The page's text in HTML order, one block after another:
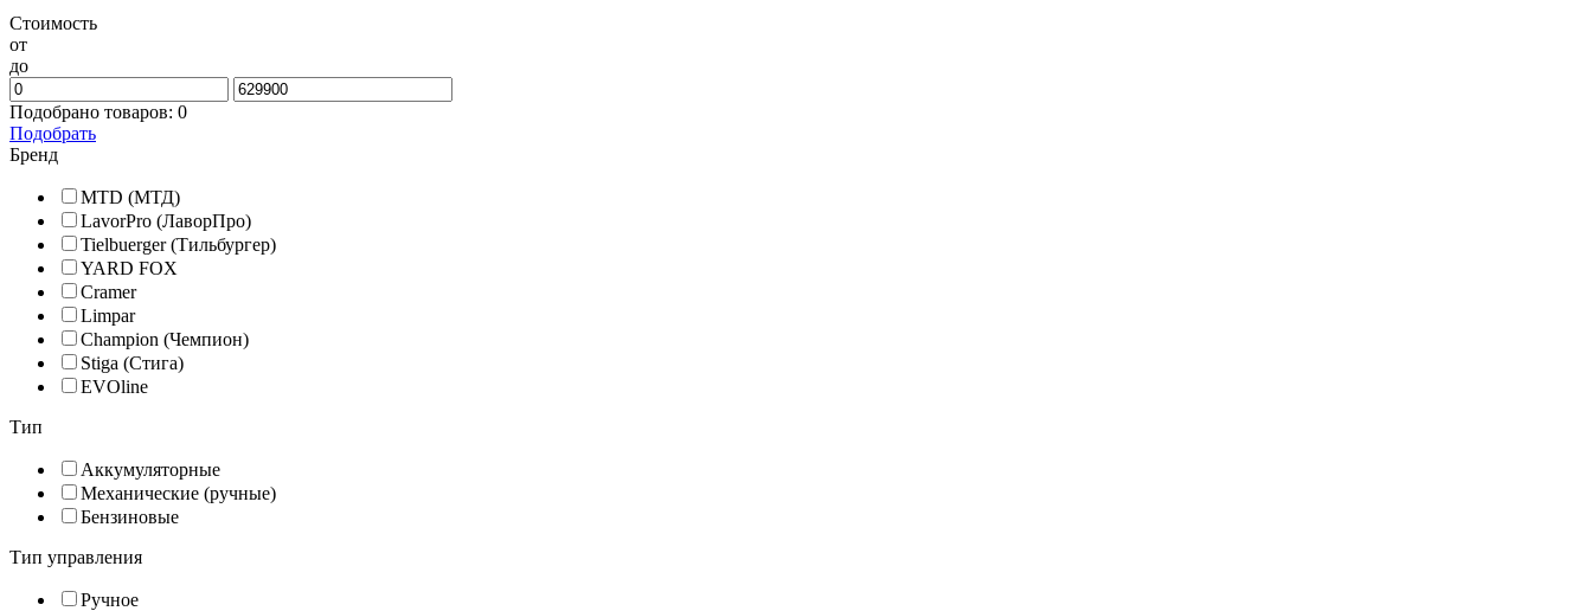
Стоимость
от
до
Подобрано товаров: 0
Подобрать
Бренд
MTD (МТД)
LavorPro (ЛаворПро)
Tielbuerger (Тильбургер)
YARD FOX
Cramer
Limpar
Champion (Чемпион)
Stiga (Стига)
EVOline
Тип
Аккумуляторные
Механические (ручные)
Бензиновые
Тип управления
Ручное